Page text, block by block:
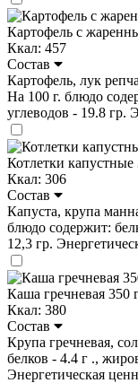
Картофель с
Ккал: 457
Состав
Картофель, лук
На 100 г. блюдо
углеводов - 19.8 гр.
Котлетки капустные
Ккал: 306
Состав
Капуста, крупа
блюдо содержит:
12,3 гр.
Каша гречневая 350
Ккал: 380
Состав
Крупа гречневая,
белков - 4.4 г .,
Энергетическая